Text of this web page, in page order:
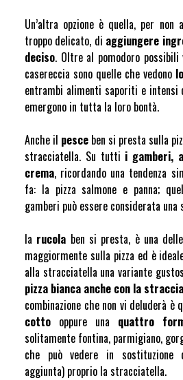
Un’altra opzione è quella, per non
troppo delicato, di aggiungere
deciso. Oltre al pomodoro possibili
casereccia sono quelle che vedono
entrambi alimenti saporiti e intensi
emergono in tutta la loro bontà.
Anche il pesce ben si presta sulla
stracciatella. Su tutti i gamberi,
crema, ricordando una tendenza
fa: la pizza salmone e panna;
gamberi può essere considerata una
la rucola ben si presta, è una
maggiormente sulla pizza ed è
alla stracciatella una variante
pizza bianca anche con la
combinazione che non vi deluderà è
cotto oppure una quattro
solitamente fontina, parmigiano,
che può vedere in sostituzione
aggiunta) proprio la stracciatella.